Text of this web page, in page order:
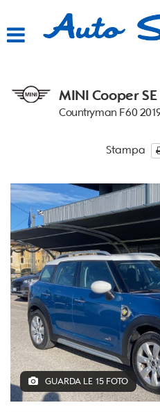
ACQUISTIAMO USATO
CONTATTI
MINI Cooper
Countryman F60
Stampa
GUARDA LE 15 FOTO